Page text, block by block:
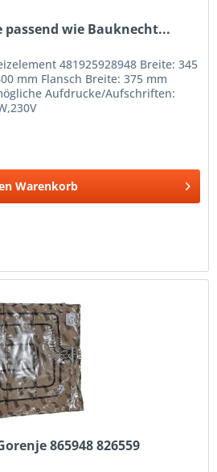
wie Bauknecht...
481925928948 Breite: 345
mm Flansch Breite: 375 mm
Aufdrucke/Aufschriften:
Warenkorb
865948 826559